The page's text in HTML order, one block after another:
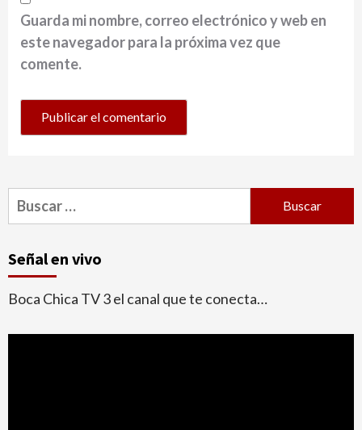
Guarda mi nombre, correo electrónico y web en
este navegador para la próxima vez que
comente.
Buscar:
Señal en vivo
Boca Chica TV 3 el canal que te conecta…